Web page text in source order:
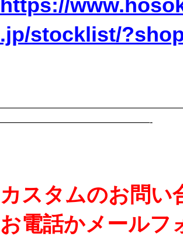
https://
.jp/stocklist/
————————————————-
カスタムのお問い
お電話かメールフ